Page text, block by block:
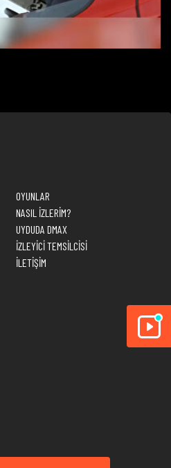
OYUNLAR
NASIL İZLERİM?
UYDUDA DMAX
İZLEYİCİ TEMSİLCİSİ
İLETİŞİM